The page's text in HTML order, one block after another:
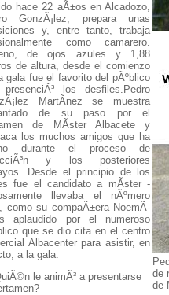
de
de
hace 22 aÃ±os en Alcadozo,
GonzÃ¡lez, prepara unas
y, entre tanto, trabaja
como camarero.
de ojos azules y 1,88
de altura, desde el comienzo
gala fue el favorito del pÃºblico
presenciÃ³ los desfiles.Pedro
MartÃ­nez se muestra
de su paso por el
de MÃ­ster Albacete y
los muchos amigos que ha
durante el proceso de
y los posteriores
Desde el principio de los
fue el candidato a mÃ­ster -
llevaba el nÃºmero
como su compaÃ±era NoemÃ­-
aplaudido por el numeroso
que se dio cita en el centro
Albacenter para asistir, en
a la gala.
le animÃ³ a presentarse